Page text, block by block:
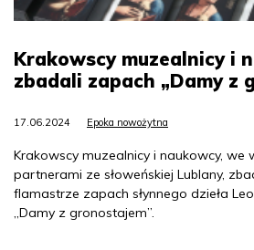
Krakowscy muzealnicy i
zbadali zapach „Damy z
17.06.2024 Epoka nowożytna
Krakowscy muzealnicy i naukowcy, we
partnerami ze słoweńskiej Lublany,
flamastrze zapach słynnego dzieła
„Damy z gronostajem”.